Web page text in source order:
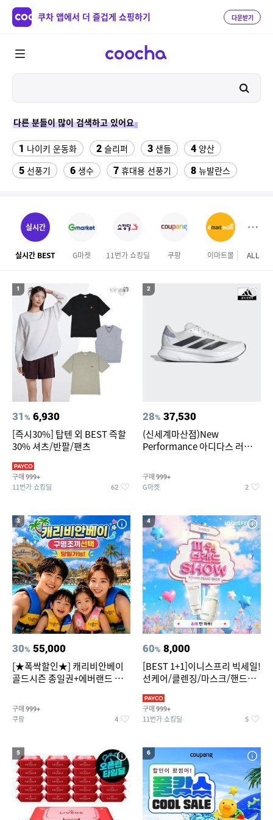
쿠차 앱에서 더 즐겁게 쇼핑하기 다운받기
다른 분들이 많이 검색하고 있어요
1 나이키 운동화 2 슬리퍼 3 샌들 4 양산
5 선풍기 6 생수 7 휴대용 선풍기 8 뉴발란스
12 라인댄스옷
15 미니 탁상용 선풍기 업소용 가림막
18 다마고치파라다이스 19 더뉴 아반떼ad 20 전기롤 ALL
실시간
실시간 BEST G마켓 11번가 쇼킹딜 쿠팡 이마트몰 하이
1
31% 6,930
[즉시30%] 탑텐 외 BEST 즉할
30% 셔츠/반팔/팬츠
구매 999+
11번가 쇼킹딜 62
2
28% 37,530
(신세계마산점)New
Performance 아디다스 러닝화
구매 999+
G마켓 2
3
30% 55,000
[★폭싹할인★] 캐리비안베이
골드시즌 종일권+에버랜드 오
구매 999+
쿠팡 4
4
60% 8,000
[BEST 1+1]이니스프리 빅세일!
선케어/클렌징/마스크/핸드크
구매 999+
11번가 쇼킹딜 5
5 6